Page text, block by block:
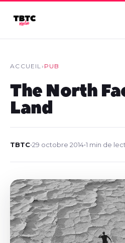
ACCUEIL› PUB
The North
Land
TBTC•29 octobre 2014•1 min de